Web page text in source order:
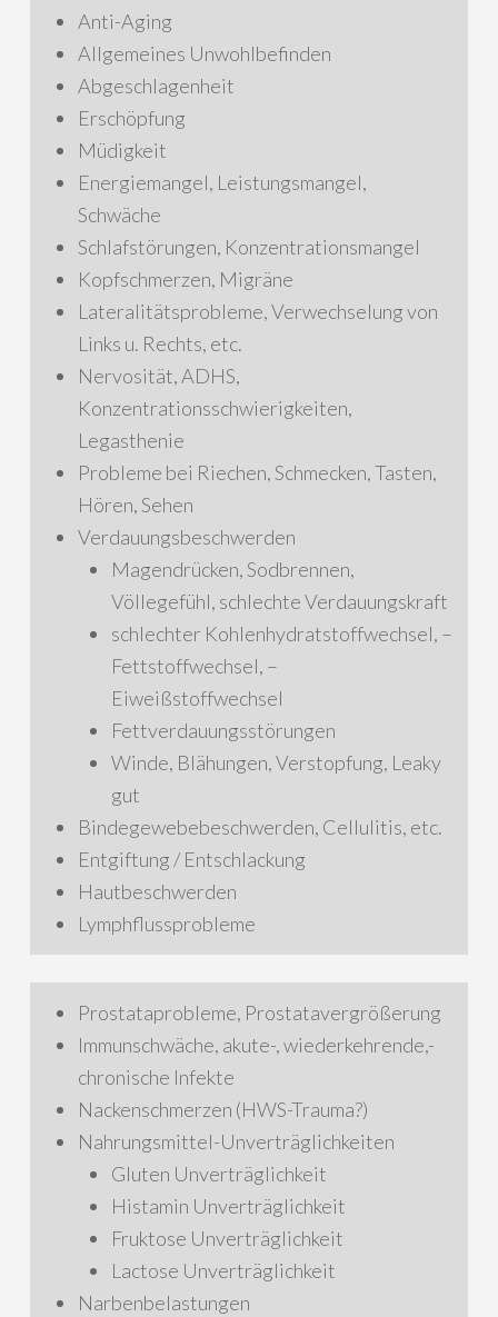
Anti-Aging
Allgemeines Unwohlbefinden
Abgeschlagenheit
Erschöpfung
Müdigkeit
Energiemangel, Leistungsmangel,
Schwäche
Schlafstörungen, Konzentrationsmangel
Kopfschmerzen, Migräne
Lateralitätsprobleme, Verwechselung von
Links u. Rechts, etc.
Nervosität, ADHS,
Konzentrationsschwierigkeiten,
Legasthenie
Probleme bei Riechen, Schmecken, Tasten,
Hören, Sehen
Verdauungsbeschwerden
Magendrücken, Sodbrennen,
Völlegefühl, schlechte Verdauungskraft
schlechter Kohlenhydratstoffwechsel, –
Fettstoffwechsel, –
Eiweißstoffwechsel
Fettverdauungsstörungen
Winde, Blähungen, Verstopfung, Leaky
gut
Bindegewebebeschwerden, Cellulitis, etc.
Entgiftung / Entschlackung
Hautbeschwerden
Lymphflussprobleme
Prostataprobleme, Prostatavergrößerung
Immunschwäche, akute-, wiederkehrende,-
chronische Infekte
Nackenschmerzen (HWS-Trauma?)
Nahrungsmittel-Unverträglichkeiten
Gluten Unverträglichkeit
Histamin Unverträglichkeit
Fruktose Unverträglichkeit
Lactose Unverträglichkeit
Narbenbelastungen